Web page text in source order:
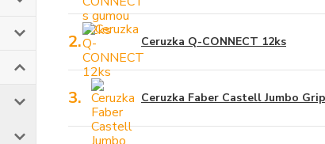
2. Ceruzka Q-CONNECT 12ks
3. Ceruzka Faber Castell Jumbo